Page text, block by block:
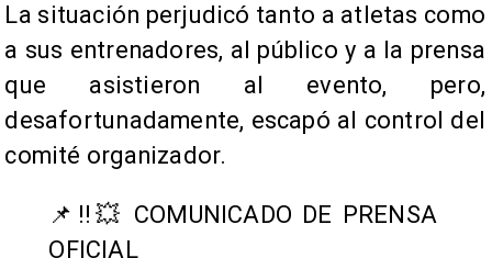
La situación perjudicó tanto a atletas como
a sus entrenadores, al público y a la prensa
que asistieron al evento, pero,
desafortunadamente, escapó al control del
comité organizador.
📌‼️💥 COMUNICADO DE PRENSA
OFICIAL